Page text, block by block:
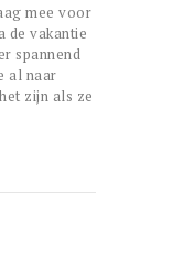
mee voor
de vakantie
spannend
al naar
zijn als ze